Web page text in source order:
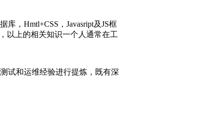
，Hmtl+CSS，Javasript及JS框
以上的相关知识一个人通常在工
试和运维经验进行提炼，既有深